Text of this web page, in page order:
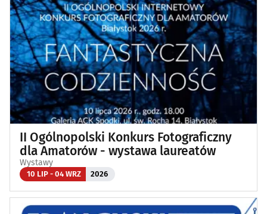
II Ogólnopolski Konkurs Fotograficzny
dla Amatorów - wystawa laureatów
Wystawy
10 LIP - 04 WRZ 2026